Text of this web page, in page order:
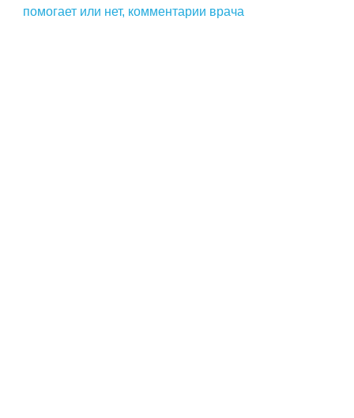
помогает или нет, комментарии врача